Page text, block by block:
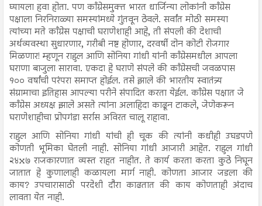
घ्यायला हवा होता. पण काँग्रेसमुक्त भारत धार्जिन्या लोकांनी काँग्रेस
पक्षाला निरनिराळ्या समस्यांमध्ये गुंतवून ठेवले. सर्वांत मोठी समस्या
त्यांच्या मते काँग्रेस पक्षाची घराणेशाही आहे, ती संपली की देशाची
अर्थव्यवस्था सुधारणार, गरीबी नष्ट होणार, दरवर्षी दोन कोटी रोजगार
मिळणार! म्हणून राहुल आणि सोनिया गांधी यांनी काँग्रेसमधील आपला
घराणा बाजुला सारावा. एकदा हे घराणे संपले की काँग्रेसची जवळपास
१०० वर्षांची परंपरा समाप्त होईल. तसे झाले की भारतीय स्वातंत्र्य
संग्रामाचा इतिहास आपल्या परीने संपादित करता येईल. काँग्रेस पक्षात जे
काँग्रेस अध्यक्ष झाले असते त्यांना अलाहिदा काढून टाकले, जेणेकरून
घराणेशाहीचा प्रोपगंडा सर्रास अविरत चालू राहावा.
राहुल आणि सोनिया गांधी यांची ही चूक की त्यांनी कधीही उघडपणे
कोणती भूमिका घेतली नाही. सोनिया गांधी आजारी आहेत. राहुल गांधी
२४x७ राजकारणात व्यस्त राहत नाहीत. ते कार्य करता करता कुठे निघून
जातात हे कुणालाही कळायला मार्ग नाही. कोणता आजार जडला की
काय? उपचारासाठी परदेशी दौरा काढतात की काय कोणताही अंदाच
लावता येत नाही.